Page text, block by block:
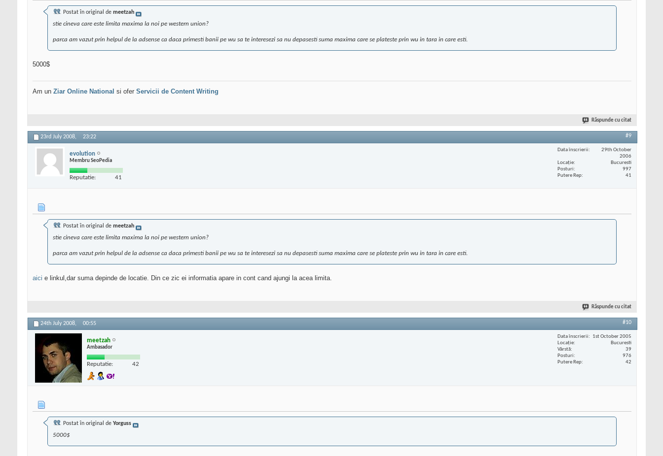
Postat în original de meetzah
stie cineva care este limita maxima la noi pe western union?
parca am vazut prin helpul de la adsense ca daca primesti banii pe wu sa te interesezi sa nu depasesti suma maxima care se plateste prin wu in tara in care esti.
5000$
Am un Ziar Online National si ofer Servicii de Content Writing
Răspunde cu citat
23rd July 2008, 23:22 #9
evolution
Membru SeoPedia
Reputatie: 41
Data înscrierii
29th October
2006
Locaţie
Bucuresti
Posturi
997
Putere Rep
41
Postat în original de meetzah
stie cineva care este limita maxima la noi pe western union?
parca am vazut prin helpul de la adsense ca daca primesti banii pe wu sa te interesezi sa nu depasesti suma maxima care se plateste prin wu in tara in care esti.
aici e linkul,dar suma depinde de locatie. Din ce zic ei informatia apare in cont cand ajungi la acea limita.
Răspunde cu citat
24th July 2008, 00:55 #10
meetzah
Ambasador
Reputatie: 42
Data înscrierii
1st October 2005
Locaţie
Bucuresti
Vârstă
39
Posturi
976
Putere Rep
42
Postat în original de Yorguss
5000$